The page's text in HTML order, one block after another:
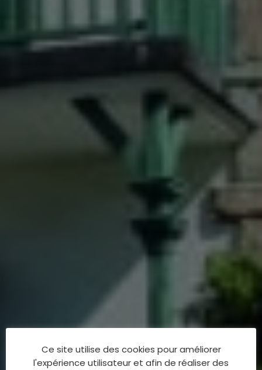
Ce site utilise des cookies pour améliorer
l'expérience utilisateur et afin de réaliser des